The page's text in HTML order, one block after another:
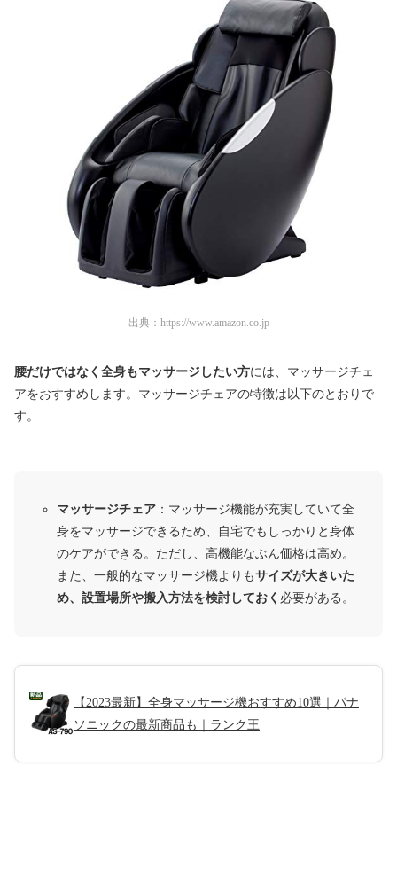
出典： https://www.amazon.co.jp
腰だけではなく全身もマッサージしたい方には、マッサージチェ
アをおすすめします。マッサージチェアの特徴は以下のとおりで
す。
マッサージチェア ：マッサージ機能が充実していて全
身をマッサージできるため、自宅でもしっかりと身体
のケアができる。ただし、高機能なぶん価格は高め。
また、一般的なマッサージ機よりもサイズが大きいた
め、設置場所や搬入方法を検討しておく 必要がある。
【2023最新】全身マッサージ機おすすめ10選｜パナ
ソニックの最新商品も｜ランク王